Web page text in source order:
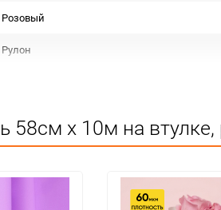
Розовый
Рулон
1
шт
х 10м на